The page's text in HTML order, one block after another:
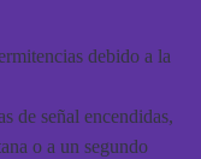
debido a la
de señal encendidas,
o a un segundo